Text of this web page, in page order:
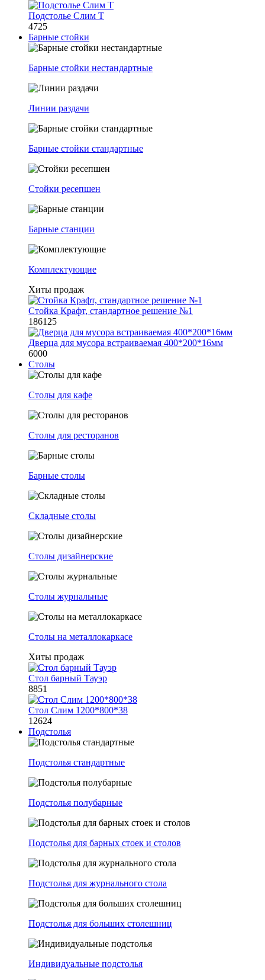
Подстолье Слим Т
4725
Барные стойки
Барные стойки нестандартные
Линии раздачи
Барные стойки стандартные
Стойки ресепшен
Барные станции
Комплектующие
Хиты продаж
Стойка Крафт, стандартное решение №1
186125
Дверца для мусора встраиваемая 400*200*16мм
6000
Столы
Столы для кафе
Столы для ресторанов
Барные столы
Складные столы
Столы дизайнерские
Столы журнальные
Столы на металлокаркасе
Хиты продаж
Стол барный Тауэр
8851
Стол Слим 1200*800*38
12624
Подстолья
Подстолья стандартные
Подстолья полубарные
Подстолья для барных стоек и столов
Подстолья для журнального стола
Подстолья для больших столешниц
Индивидуальные подстолья